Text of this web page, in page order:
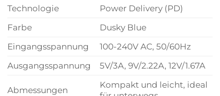
Technologie
Power Delivery (PD)
Farbe
Dusky Blue
Eingangsspannung
100-240V AC, 50/60Hz
Ausgangsspannung
5V/3A, 9V/2.22A, 12V/1.67A
Abmessungen
Kompakt und leicht, ideal